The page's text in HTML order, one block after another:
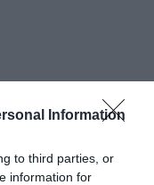
Information
to third parties, or
information for